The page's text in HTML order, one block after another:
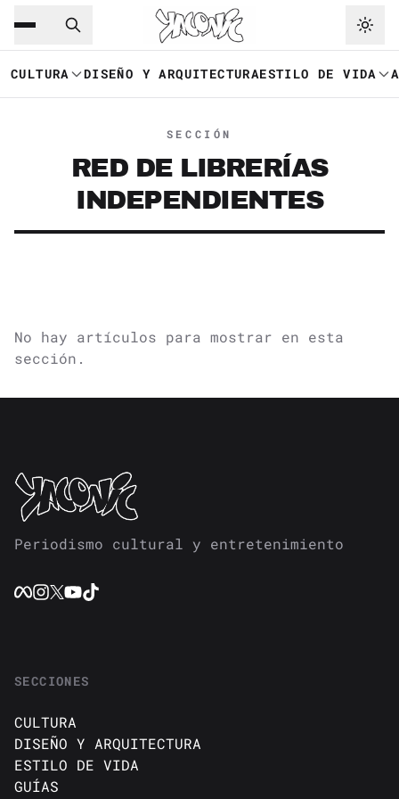
Saltar al contenido principal
CULTURA DISEÑO Y ARQUITECTURAESTILO DE VIDA
SECCIÓN
RED DE LIBRERÍAS
INDEPENDIENTES
No hay artículos para mostrar en esta
sección.
Periodismo cultural y entretenimiento
SECCIONES
CULTURA
DISEÑO Y ARQUITECTURA
ESTILO DE VIDA
GUÍAS